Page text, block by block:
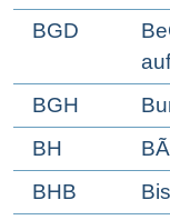
BGD
BGH
BH
BHB